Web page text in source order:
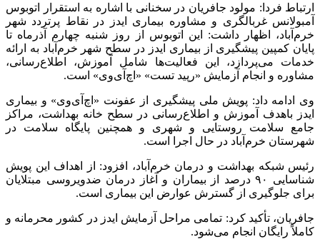
ارتباط فردا: مولود جافریان در سخنانی با اشاره به استقرار اتوبوس
آمبولانس غربالگری و مشاوره بیماری ایدز در نقاط پرتردد شهر
خرم‌آباد، اظهار داشت: این اتوبوس از روز شنبه چهارم آذرماه تا
پایان کمپین پیشگیری از بیماری ایدز در سطح شهر خرم‌آباد به ارائه
خدمات می‌پردازد، این فعالیت‌ها شامل آموزش، اطلاع‌رسانی،
مشاوره و انجام آزمایش «رپید تست» «اچ‌آی‌وی» است.
وی ادامه داد: پویش ملی پیشگیری از عفونت «اچ‌آی‌وی» و بیماری
ایدز باهدف آموزش و اطلاع‌رسانی در سطح خانه بهداشت، مراکز
جامع سلامت روستایی و شهری و همچنین پایگاه سلامت در
شهرستان خرم‌آباد در حال اجرا است.
رئیس شبکه بهداشت و درمان خرم‌آباد، افزود: از اهداف این پویش
شناسایی ۹۰ درصد از بیماران و آغاز درمان ضدویروسی مبتلایان
برای جلوگیری از گسترش عوارض این بیماری است.
جافریان، تأکید کرد: تمامی مراحل آزمایش ایدز در کشور محرمانه و
کاملاً رایگان انجام می‌شود.